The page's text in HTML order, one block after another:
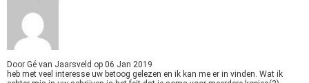
Door Gé van Jaarsveld op 06 Jan 2019
heb met veel interesse uw betoog gelezen en ik kan me er in vinden. Wat ik